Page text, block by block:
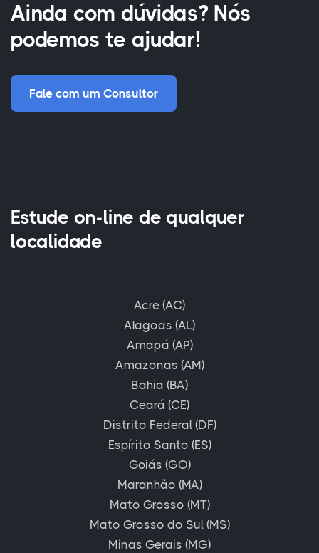
Ainda com dúvidas? Nós
podemos te ajudar!
Fale com um Consultor
Estude on-line de qualquer
localidade
Acre (AC)
Alagoas (AL)
Amapá (AP)
Amazonas (AM)
Bahia (BA)
Ceará (CE)
Distrito Federal (DF)
Espírito Santo (ES)
Goiás (GO)
Maranhão (MA)
Mato Grosso (MT)
Mato Grosso do Sul (MS)
Minas Gerais (MG)